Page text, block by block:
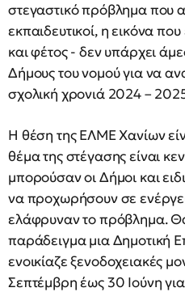
στεγαστικό πρόβλημα που
εκπαιδευτικοί, η εικόνα που
και φέτος - δεν υπάρχει
Δήμους του νομού για να
σχολική χρονιά 2024 – 2025
Η θέση της ΕΛΜΕ Χανίων
θέμα της στέγασης είναι
μπορούσαν οι Δήμοι και
να προχωρήσουν σε
ελάφρυναν το πρόβλημα.
παράδειγμα μια Δημοτική
ενοικίαζε ξενοδοχειακές
Σεπτέμβρη έως 30 Ιούνη